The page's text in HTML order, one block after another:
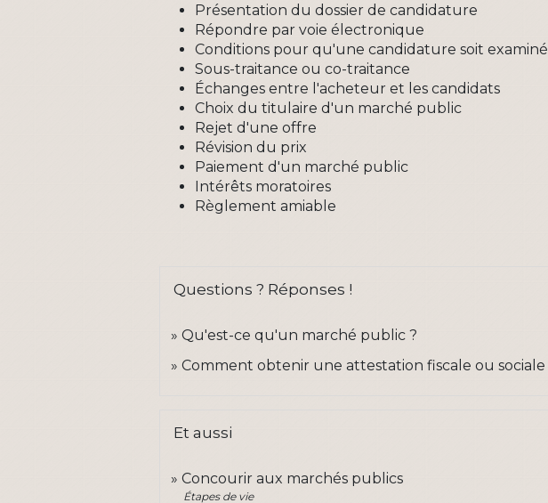
Présentation du dossier de candidature
Répondre par voie électronique
Conditions pour qu'une candidature soit
Sous-traitance ou co-traitance
Échanges entre l'acheteur et les candidats
Choix du titulaire d'un marché public
Rejet d'une offre
Révision du prix
Paiement d'un marché public
Intérêts moratoires
Règlement amiable
Questions ? Réponses !
Qu'est-ce qu'un marché public ?
Comment obtenir une attestation fiscale ou sociale
Et aussi
Concourir aux marchés publics
Étapes de vie